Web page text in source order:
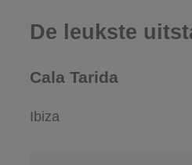
De leukste
Cala Tarida
Ibiza